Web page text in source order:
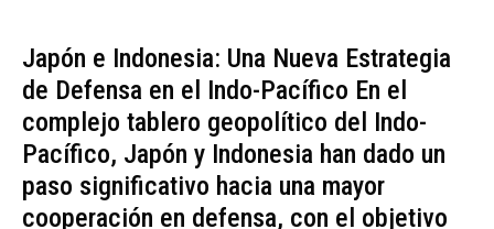
Japón e Indonesia: Una Nueva Estrategia
de Defensa en el Indo-Pacífico En el
complejo tablero geopolítico del Indo-
Pacífico, Japón y Indonesia han dado un
paso significativo hacia una mayor
cooperación en defensa, con el objetivo